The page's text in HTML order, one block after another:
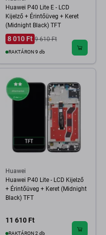
Huawei P40 Lite E - LCD
Kijelző + Érintőüveg + Keret
(Midnight Black) TFT
8 010 Ft 9 610 Ft
RAKTÁRON 9 db
Huawei
Huawei P40 Lite - LCD Kijelző
+ Érintőüveg + Keret (Midnight
Black) TFT
11 610 Ft
RAKTÁRON 2 db